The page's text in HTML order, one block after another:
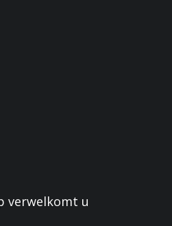
verwelkomt u